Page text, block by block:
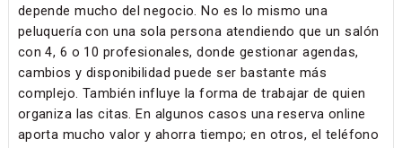
depende mucho del negocio. No es lo mismo una
peluquería con una sola persona atendiendo que un salón
con 4, 6 o 10 profesionales, donde gestionar agendas,
cambios y disponibilidad puede ser bastante más
complejo. También influye la forma de trabajar de quien
organiza las citas. En algunos casos una reserva online
aporta mucho valor y ahorra tiempo; en otros, el teléfono